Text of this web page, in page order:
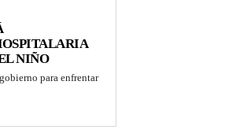
NIÑO
para enfrentar